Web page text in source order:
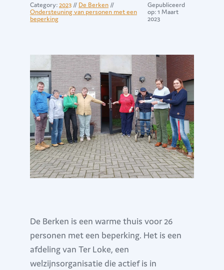
Category:2023 // De Berken //
Ondersteuning van personen met een
beperking
Gepubliceerd
op: 1 Maart
2023
De Berken is een warme thuis voor 26
personen met een beperking. Het is een
afdeling van Ter Loke, een
welzijnsorganisatie die actief is in